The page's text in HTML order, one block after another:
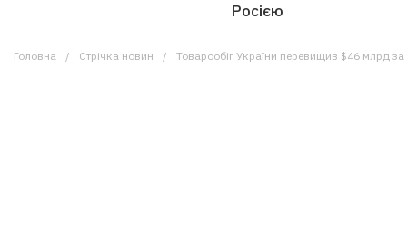
Росією
Головна Стрічка новин Товарообіг України перевищив $46 млрд за